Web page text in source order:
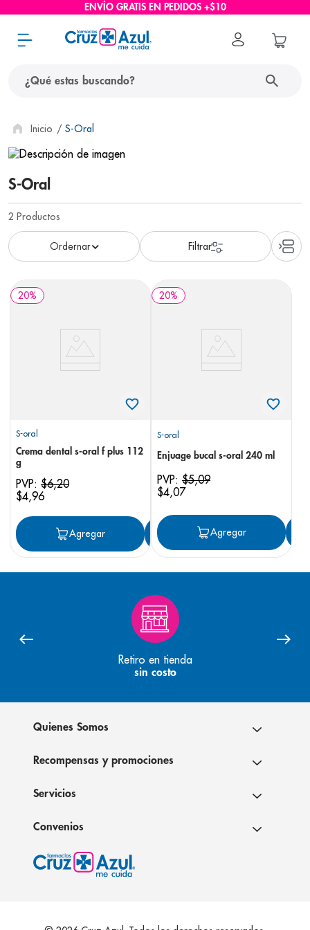
ENVÍO GRATIS EN PEDIDOS +$10
S-Oral
S-Oral
2 Productos
20%
S-oral
Crema dental s-oral f plus 112
g
PVP: $6,20
$4,96
Agregar Agregar
20%
S-oral
Enjuage bucal s-oral 240 ml
PVP: $5,09
$4,07
Agregar
Retiro en tienda
sin costo
Quienes Somos
Recompensas y promociones
Servicios
Convenios
términos más buscados
1. protector solar
2. pañales
3. eucerin
4. cerave
nivea
6. shampoo
7.
pediasure
desodorante